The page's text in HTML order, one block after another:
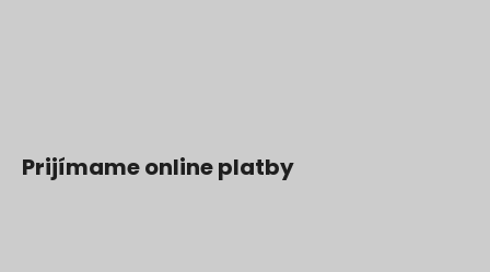
Prijímame online platby